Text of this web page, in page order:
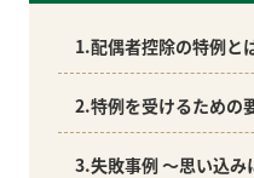
1.配偶者控除の特例と
2.特例を受けるための
3.失敗事例 ～思い込み